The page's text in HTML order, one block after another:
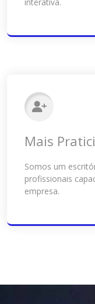
Mais
Somos um
profissionais
empresa.